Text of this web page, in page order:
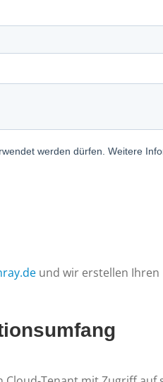
und wir erstellen Ihren